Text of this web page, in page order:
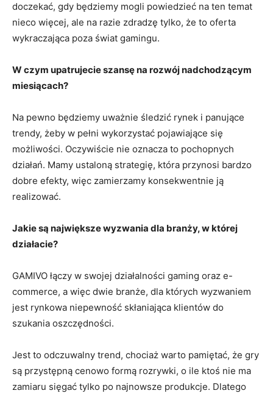
doczekać, gdy będziemy mogli powiedzieć na ten temat
nieco więcej, ale na razie zdradzę tylko, że to oferta
wykraczająca poza świat gamingu.
W czym upatrujecie szansę na rozwój nadchodzącym
miesiącach?
Na pewno będziemy uważnie śledzić rynek i panujące
trendy, żeby w pełni wykorzystać pojawiające się
możliwości. Oczywiście nie oznacza to pochopnych
działań. Mamy ustaloną strategię, która przynosi bardzo
dobre efekty, więc zamierzamy konsekwentnie ją
realizować.
Jakie są największe wyzwania dla branży, w której
działacie?
GAMIVO łączy w swojej działalności gaming oraz e-
commerce, a więc dwie branże, dla których wyzwaniem
jest rynkowa niepewność skłaniająca klientów do
szukania oszczędności.
Jest to odczuwalny trend, chociaż warto pamiętać, że gry
są przystępną cenowo formą rozrywki, o ile ktoś nie ma
zamiaru sięgać tylko po najnowsze produkcje. Dlatego